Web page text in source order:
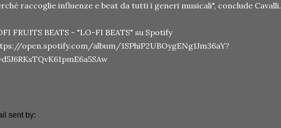
raccoglie influenze e beat da tutti i generi musicali", conclude Cavalli.
FRUITS BEATS - "LO-FI BEATS" su Spotify
open.spotify.com/album/1SPhiP2UBOygENg1Jm36aY?
sent by: